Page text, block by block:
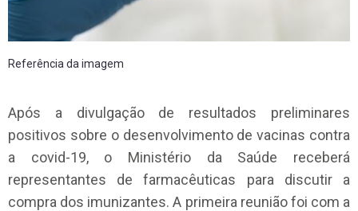
Referência da imagem
Após a divulgação de resultados preliminares
positivos sobre o desenvolvimento de vacinas contra
a covid-19, o Ministério da Saúde receberá
representantes de farmacêuticas para discutir a
compra dos imunizantes. A primeira reunião foi com a